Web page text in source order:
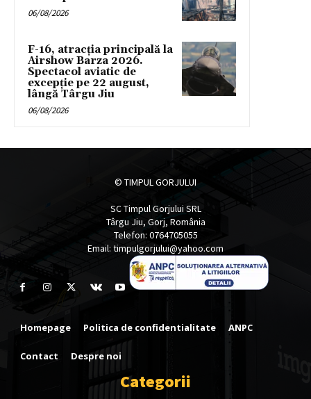
06/08/2026
F-16, atracția principală la
Airshow Barza 2026.
Spectacol aviatic de
excepție pe 22 august,
lângă Târgu Jiu
06/08/2026
© TIMPUL GORJULUI
SC Timpul Gorjului SRL
Târgu Jiu, Gorj, România
Telefon: 0764705055
Email: timpulgorjului@yahoo.com
Homepage Politica de confidentialitate ANPC
Contact Despre noi
Categorii